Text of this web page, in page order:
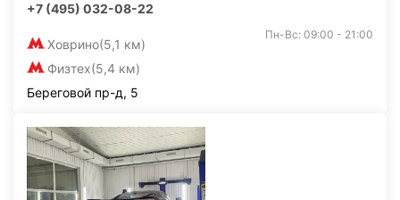
+7 (495) 032-08-22
Ховрино(5,1 км)
Физтех(5,4 км)
Пн-Вс: 09:00 - 21:00
Береговой пр-д, 5